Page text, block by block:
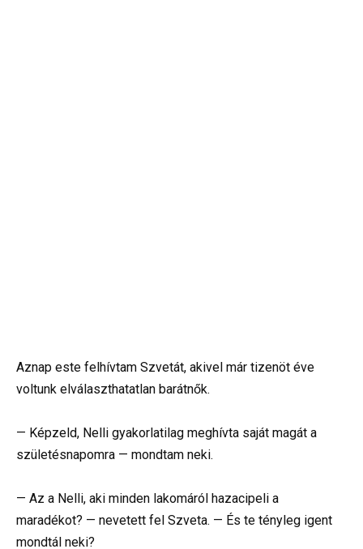
Aznap este felhívtam Szvetát, akivel már tizenöt éve
voltunk elválaszthatatlan barátnők.
— Képzeld, Nelli gyakorlatilag meghívta saját magát a
születésnapomra — mondtam neki.
— Az a Nelli, aki minden lakomáról hazacipeli a
maradékot? — nevetett fel Szveta. — És te tényleg igent
mondtál neki?